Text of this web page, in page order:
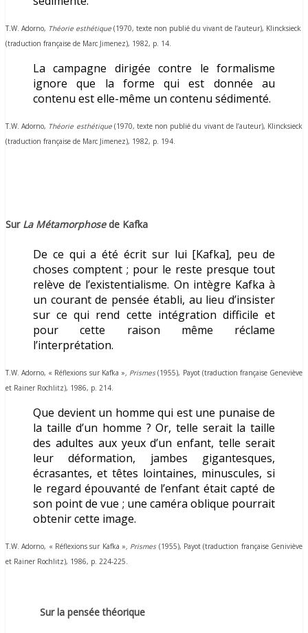
T.W. Adorno, Théorie esthétique (1970, texte non publié du vivant de l’auteur), Klincksieck
(traduction française de Marc Jimenez), 1982, p. 14.
La campagne dirigée contre le formalisme
ignore que la forme qui est donnée au
contenu est elle-même un contenu sédimenté.
T.W. Adorno, Théorie esthétique (1970, texte non publié du vivant de l’auteur), Klincksieck
(traduction française de Marc Jimenez), 1982, p. 194.
Sur La Métamorphosede Kafka
De ce qui a été écrit sur lui [Kafka], peu de
choses comptent ; pour le reste presque tout
relève de l’existentialisme. On intègre Kafka à
un courant de pensée établi, au lieu d’insister
sur ce qui rend cette intégration difficile et
pour cette raison même réclame
l’interprétation.
T.W. Adorno, « Réflexions sur Kafka », Prismes(1955), Payot (traduction française Geneviève
et Rainer Rochlitz), 1986, p. 214.
Que devient un homme qui est une punaise de
la taille d’un homme ? Or, telle serait la taille
des adultes aux yeux d’un enfant, telle serait
leur déformation, jambes gigantesques,
écrasantes, et têtes lointaines, minuscules, si
le regard épouvanté de l’enfant était capté de
son point de vue ; une caméra oblique pourrait
obtenir cette image.
T.W. Adorno, « Réflexions sur Kafka », Prismes (1955), Payot (traduction française Geniviève
et Rainer Rochlitz), 1986, p. 224-225.
Sur la pensée théorique